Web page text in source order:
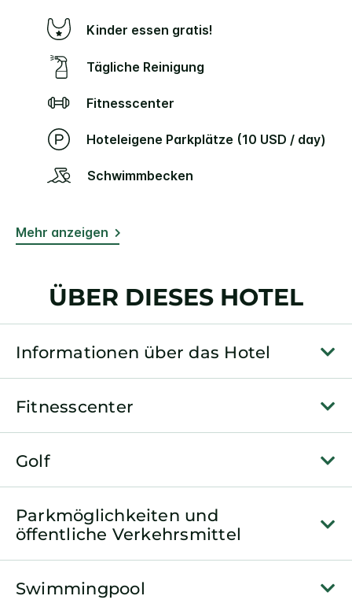
Kinder essen gratis!
Tägliche Reinigung
Fitnesscenter
Hoteleigene Parkplätze (10 USD / day)
Schwimmbecken
Mehr anzeigen
ÜBER DIESES HOTEL
Informationen über das Hotel
Fitnesscenter
Golf
Parkmöglichkeiten und
öffentliche Verkehrsmittel
Swimmingpool